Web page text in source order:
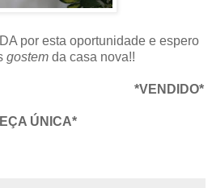
por esta oportunidade e espero
gostem da casa nova!!
*VENDIDO*
ÚNICA*